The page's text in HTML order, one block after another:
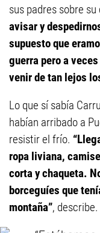
sus padres sobre su
avisar y
supuesto que
guerra pero a
venir de tan lejos
Lo que sí sabía
habían arribado a
resistir el frío.
ropa liviana,
corta y chaqueta.
borceguíes que
montaña”, describe.